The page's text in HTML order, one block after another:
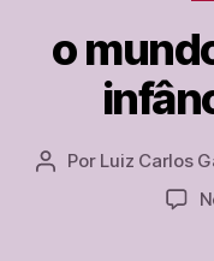
o
Autor
Por Luiz Carlos